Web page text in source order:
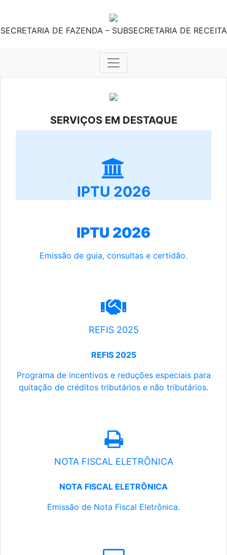
SECRETARIA DE FAZENDA – SUBSECRETARIA DE RECEITA
SERVIÇOS EM DESTAQUE
IPTU 2026
IPTU 2026
Emissão de guia, consultas e certidão.
REFIS 2025
REFIS 2025
Programa de incentivos e reduções especiais para
quitação de créditos tributários e não tributários.
NOTA FISCAL ELETRÔNICA
NOTA FISCAL ELETRÔNICA
Emissão de Nota Fiscal Eletrônica.